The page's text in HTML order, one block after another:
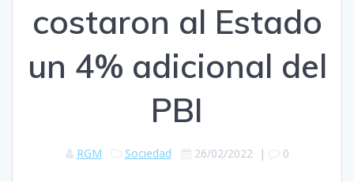
costaron al Estado
un 4% adicional del
PBI
RGM Sociedad 26/02/2022| 0